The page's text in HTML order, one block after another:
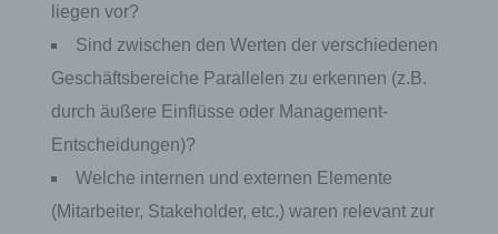
liegen vor?
Sind zwischen den Werten der verschiedenen
Geschäftsbereiche Parallelen zu erkennen (z.B.
durch äußere Einflüsse oder Management-
Entscheidungen)?
Welche internen und externen Elemente
(Mitarbeiter, Stakeholder, etc.) waren relevant zur
Browser der betroffenen Person von anderen
Internetbrowsern, die andere Cookies enthalten,
zu unterscheiden. Ein bestimmter Internetbrowser
kann über die eindeutige Cookie-ID wiedererkannt
und identifiziert werden.
Durch den Einsatz von Cookies kann den Nutzern
dieser Internetseite nutzerfreundlichere Services
möglich wären.